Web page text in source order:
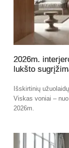
2026m.
lukšto
Išskirtinių
Viskas voniai –
2026m.